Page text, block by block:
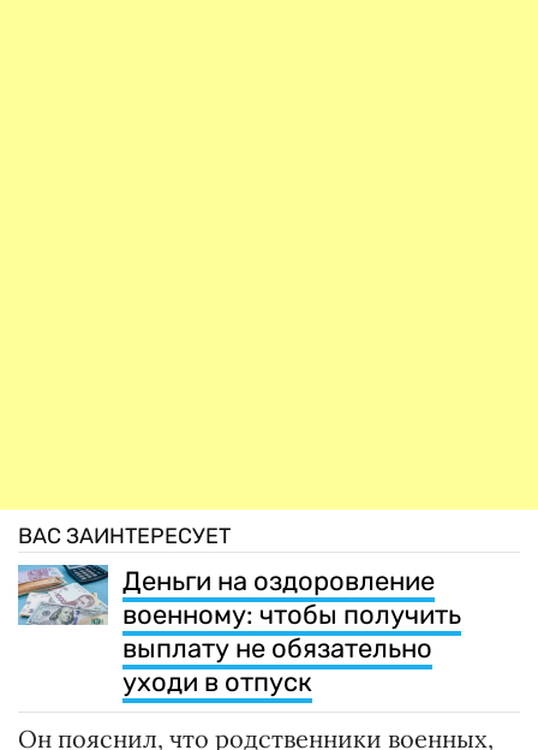
ВАС ЗАИНТЕРЕСУЕТ
Деньги на оздоровление
военному: чтобы получить
выплату не обязательно
уходи в отпуск
Он пояснил, что родственники военных,